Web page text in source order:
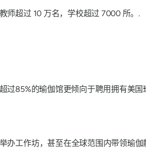
师超过 10 万名，学校超过 7000 所。.
过85%的瑜伽馆更倾向于聘用拥有美
办工作坊，甚至在全球范围内带领瑜